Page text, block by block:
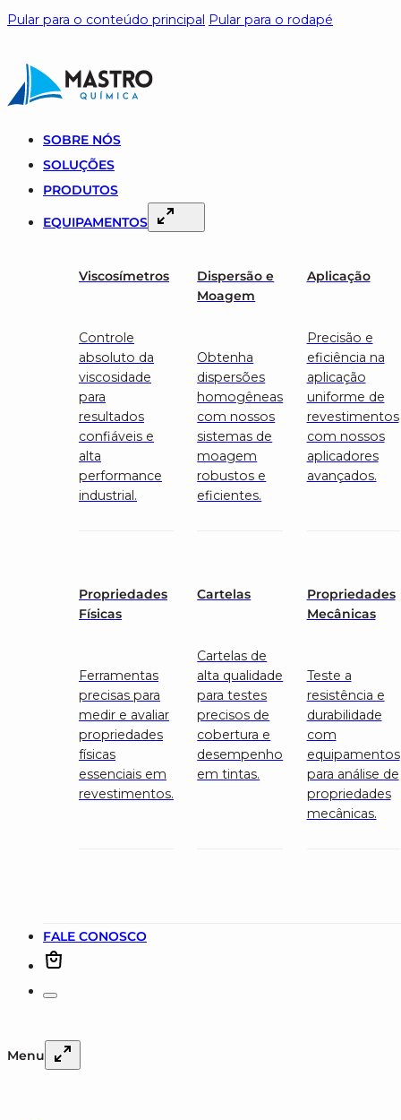
Pular para o conteúdo principal Pular para o rodapé
SOBRE NÓS
SOLUÇÕES
PRODUTOS
EQUIPAMENTOS
Viscosímetros
Controle
absoluto da
viscosidade
para
resultados
confiáveis e
alta
performance
industrial.
Dispersão e
Moagem
Obtenha
dispersões
homogêneas
com nossos
sistemas de
moagem
robustos e
eficientes.
Aplicação
Precisão e
eficiência na
aplicação
uniforme de
revestimentos
com nossos
aplicadores
avançados.
Propriedades
Físicas
Ferramentas
precisas para
medir e avaliar
propriedades
físicas
essenciais em
revestimentos.
Cartelas
Cartelas de
alta qualidade
para testes
precisos de
cobertura e
desempenho
em tintas.
Propriedades
Mecânicas
Teste a
resistência e
durabilidade
com
equipamentos
para análise de
propriedades
mecânicas.
FALE CONOSCO
Menu